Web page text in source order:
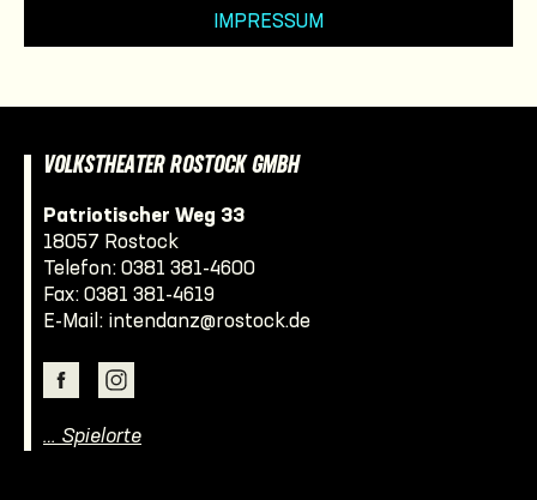
IMPRESSUM
VOLKSTHEATER ROSTOCK GMBH
Patriotischer Weg 33
18057 Rostock
Telefon: 0381 381-4600
Fax: 0381 381-4619
E-Mail: intendanz@rostock.de
… Spielorte